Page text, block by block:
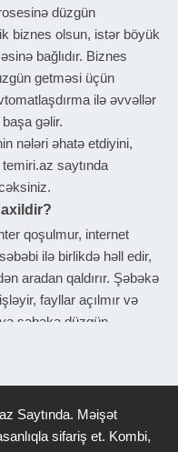
düzgün
biznes olsun, istər böyük
bağlıdır. Biznes
getməsi üçün
ilə əvvəllər
gəlir.
nələri əhatə etdiyini,
saytında
qoşulmur, internet
ilə birlikdə həll edir,
aradan qaldırır. Şəbəkə
fayllar açılmır və
şəbəkə düzgün
səhvlər verir,
qurulması zamanı
əlavə müdaxilə etmədən
silinməsi və ya kənar
Saytında. Məişət
sifariş et. Kombi,